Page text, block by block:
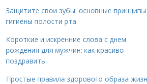
Защитите свои зубы: основные принципы
гигиены полости рта
Короткие и искренние слова с днем
рождения для мужчин: как красиво
поздравить
Простые правила здорового образа